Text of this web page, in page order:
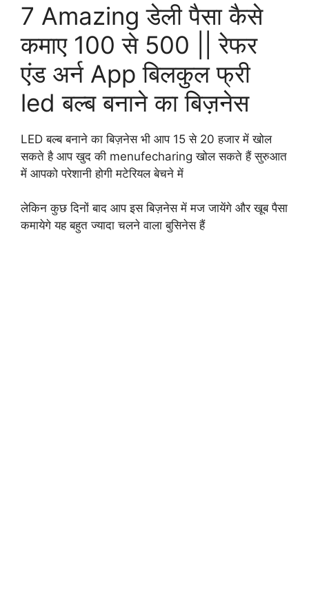
7 Amazing डेली पैसा कैसे
कमाए 100 से 500 || रेफर
एंड अर्न App बिलकुल फ्री
led बल्ब बनाने का बिज़नेस
LED बल्ब बनाने का बिज़नेस भी आप 15 से 20 हजार में खोल
सकते है आप खुद की menufecharing खोल सकते हैं सुरुआत
में आपको परेशानी होगी मटेरियल बेचने में
लेकिन कुछ दिनों बाद आप इस बिज़नेस में मज जायेंगे और खूब पैसा
कमायेगे यह बहुत ज्यादा चलने वाला बुसिनेस हैं